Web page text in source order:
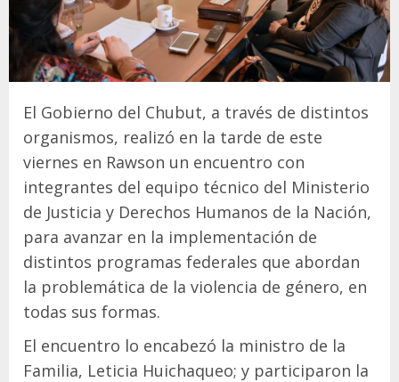
El Gobierno del Chubut, a través de distintos
organismos, realizó en la tarde de este
viernes en Rawson un encuentro con
integrantes del equipo técnico del Ministerio
de Justicia y Derechos Humanos de la Nación,
para avanzar en la implementación de
distintos programas federales que abordan
la problemática de la violencia de género, en
todas sus formas.
El encuentro lo encabezó la ministro de la
Familia, Leticia Huichaqueo; y participaron la